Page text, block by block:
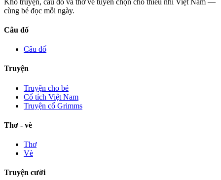
cùng bé đọc mỗi ngày.
Câu đố
Câu đố
Truyện
Truyện cho bé
Cổ tích Việt Nam
Truyện cổ Grimms
Thơ - vè
Thơ
Vè
Truyện cười